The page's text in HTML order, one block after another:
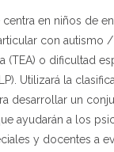
en niños de
con autismo
(TEA) o dificultad
Utilizará la
desarrollar un
ayudarán a los
y docentes a